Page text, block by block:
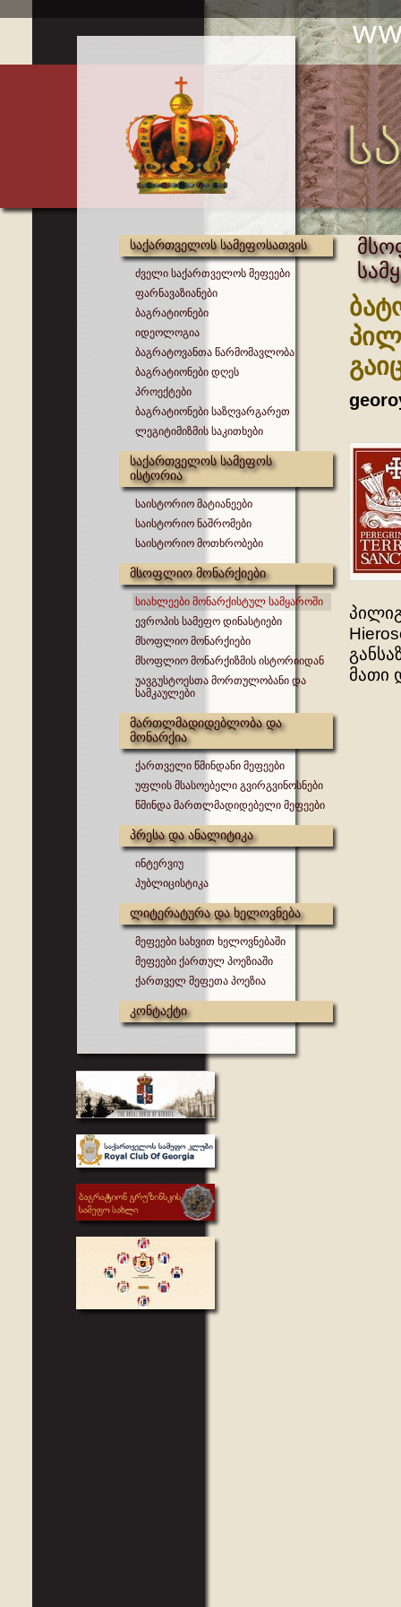
საქართველოს სამეფოსათვის
ძველი საქართველოს მეფეები
ფარნავაზიანები
ბაგრატიონები
იდეოლოგია
ბაგრატოვანთა წარმომავლობა
ბაგრატიონები დღეს
პროექტები
ბაგრატიონები საზღვარგარეთ
ლეგიტიმიზმის საკითხები
საქართველოს სამეფოს
ისტორია
საისტორიო მატიანეები
საისტორიო ნაშრომები
საისტორიო მოთხრობები
მსოფლიო მონარქიები
სიახლეები მონარქისტულ სამყაროში
ევროპის სამეფო დინასტიები
მსოფლიო მონარქიები
მსოფლიო მონარქიზმის ისტორიიდან
უავგუსტოესთა მორთულობანი და
სამკაულები
მართლმადიდებლობა და
მონარქია
ქართველი წმინდანი მეფეები
უფლის მსასოებელი გვირგვინოსნები
წმინდა მართლმადიდებელი მეფეები
პრესა და ანალიტიკა
ინტერვიუ
პუბლიცისტიკა
ლიტერატურა და ხელოვნება
მეფეები სახვით ხელოვნებაში
მეფეები ქართულ პოეზიაში
ქართველ მეფეთა პოეზია
კონტაქტი
მათი